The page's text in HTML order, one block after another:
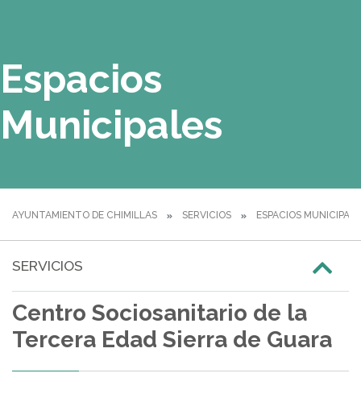
Espacios
Municipales
AYUNTAMIENTO DE CHIMILLAS SERVICIOS ESPACIOS
SERVICIOS
Centro Sociosanitario de la
Tercera Edad Sierra de Guara